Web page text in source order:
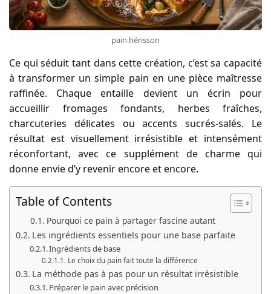
pain hérisson
Ce qui séduit tant dans cette création, c’est sa capacité
à transformer un simple pain en une pièce maîtresse
raffinée. Chaque entaille devient un écrin pour
accueillir fromages fondants, herbes fraîches,
charcuteries délicates ou accents sucrés-salés. Le
résultat est visuellement irrésistible et intensément
réconfortant, avec ce supplément de charme qui
donne envie d’y revenir encore et encore.
Table of Contents
Pourquoi ce pain à partager fascine autant
Les ingrédients essentiels pour une base parfaite
Ingrédients de base
Le choix du pain fait toute la différence
La méthode pas à pas pour un résultat irrésistible
Préparer le pain avec précision